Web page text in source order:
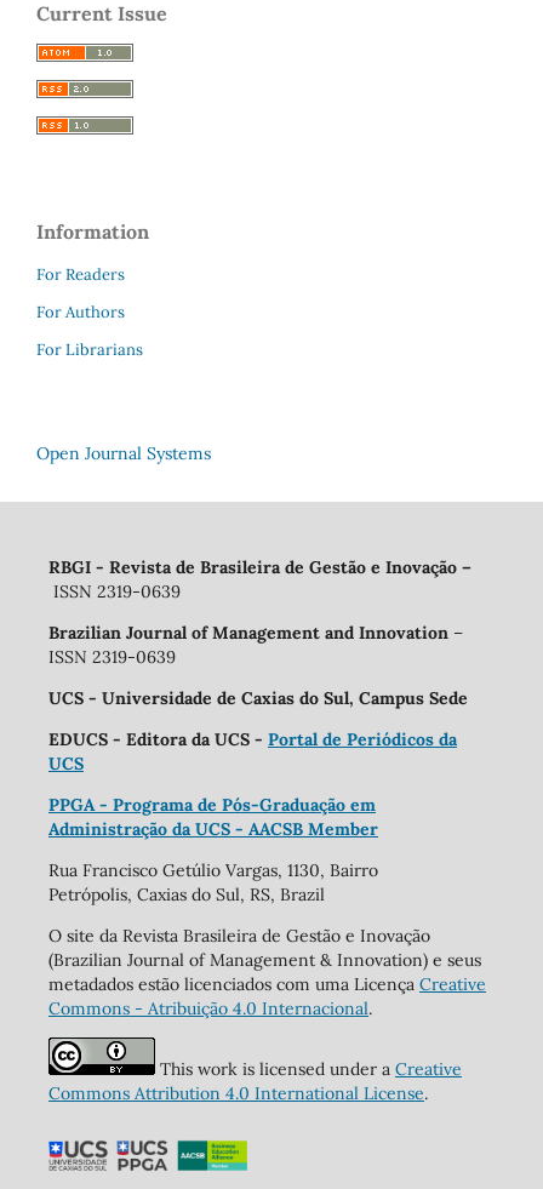
Current Issue
Information
For Readers
For Authors
For Librarians
Open Journal Systems
RBGI - Revista de Brasileira de Gestão e Inovação –
ISSN 2319-0639
Brazilian Journal of Management and Innovation –
ISSN 2319-0639
UCS - Universidade de Caxias do Sul, Campus Sede
EDUCS - Editora da UCS - Portal de Periódicos da
UCS
PPGA - Programa de Pós-Graduação em
Administração da UCS - AACSB Member
Rua Francisco Getúlio Vargas, 1130, Bairro
Petrópolis, Caxias do Sul, RS, Brazil
O site da Revista Brasileira de Gestão e Inovação
(Brazilian Journal of Management & Innovation) e seus
metadados estão licenciados com uma Licença Creative
Commons - Atribuição 4.0 Internacional.
This work is licensed under a Creative
Commons Attribution 4.0 International License.